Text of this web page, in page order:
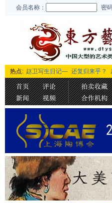
会员名称： 密
热点: 赵卫写生日记— 还复归来乎？